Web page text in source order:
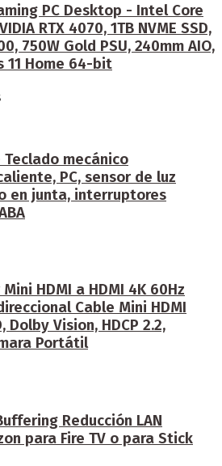
PC Desktop - Intel Core
RTX 4070, 1TB NVME SSD,
750W Gold PSU, 240mm AIO,
11 Home 64-bit
Teclado mecánico
PC, sensor de luz
en junta, interruptores
HDMI a HDMI 4K 60Hz
Cable Mini HDMI
Vision, HDCP 2.2,
Portátil
Reducción LAN
para Fire TV o para Stick